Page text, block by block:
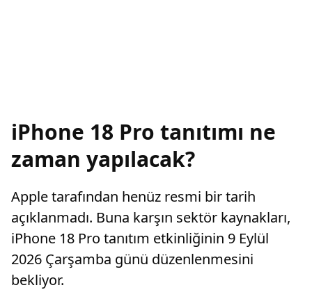
iPhone 18 Pro tanıtımı ne
zaman yapılacak?
Apple tarafından henüz resmi bir tarih
açıklanmadı. Buna karşın sektör kaynakları,
iPhone 18 Pro tanıtım etkinliğinin 9 Eylül
2026 Çarşamba günü düzenlenmesini
bekliyor.